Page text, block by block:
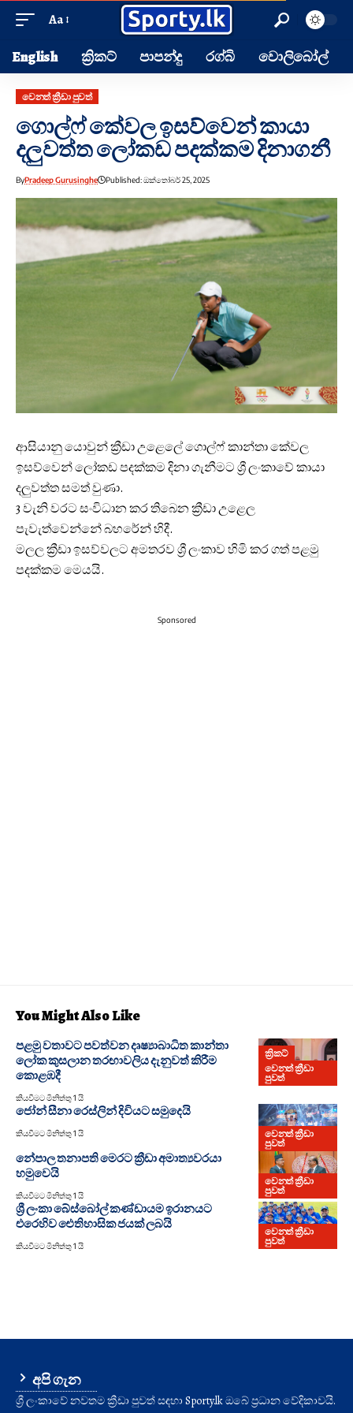
Aa
English ක්‍රිකට් පාපන්දු රග්බි වොලිබෝල්
වෙනත් ක්‍රීඩා පුවත්
ගොල්ෆ් කේවල ඉසව්වෙන් කායා
දලුවත්ත ලෝකඩ පදක්කම දිනාගනී
ByPradeep Gurusinghe Published: ඔක්තෝබර් 25, 2025
ආසියානු යොවුන් ක්‍රීඩා උළෙලේ ගොල්ෆ් කාන්තා කේවල
ඉසව්වෙන් ලෝකඩ පදක්කම දිනා ගැනීමට ශ්‍රී ලංකාවේ කායා
දලුවත්ත සමත් වුණා.
3 වැනි වරට සංවිධාන කර තිබෙන ක්‍රීඩා උළෙල
පැවැත්වෙන්නේ බහරේන් හිදී.
මලල ක්‍රීඩා ඉසව්වලට අමතරව ශ්‍රී ලංකාව හිමි කර ගත් පළමු
පදක්කම මෙයයි.
Sponsored
You Might Also Like
ක්‍රිකට්
වෙනත් ක්‍රීඩා
පුවත්
පළමු වතාවට පවත්වන දෘෂ්‍යාබාධිත කාන්තා
ලෝක කුසලාන තරඟාවලිය දැනුවත් කිරීම
කොළඹදී
කියවීමට මිනිත්තු 1 යි
වෙනත් ක්‍රීඩා
පුවත්
ජෝන් සීනා රෙස්ලින් දිවියට සමුදෙයි
කියවීමට මිනිත්තු 1 යි
වෙනත් ක්‍රීඩා
පුවත්
නේපාල තනාපති මෙරට ක්‍රීඩා අමාත්‍යවරයා
හමුවෙයි
කියවීමට මිනිත්තු 1 යි
වෙනත් ක්‍රීඩා
පුවත්
ශ්‍රී ලංකා බේස්බෝල් කණ්ඩායම ඉරානයට
එරෙහිව ඓතිහාසික ජයක් ලබයි
කියවීමට මිනිත්තු 1 යි
අපි ගැන
ශ්‍රී ලංකාවේ නවතම ක්‍රීඩා පුවත් සඳහා Sporty.lk ඔබේ ප්‍රධාන වේදිකාවයි.